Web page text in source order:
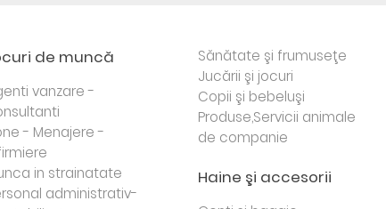
de muncă
vanzare -
- Menajere -
in strainatate
administrativ-
Sănătate şi frumuseţe
Jucării şi jocuri
Copii şi bebeluşi
Produse,Servicii animale
de companie
Haine şi accesorii